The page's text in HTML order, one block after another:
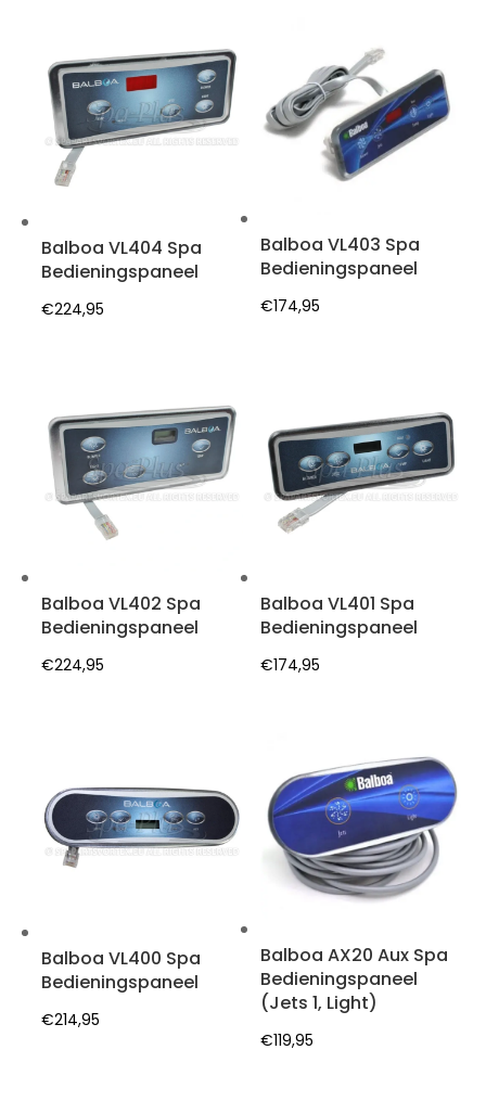
Balboa VL404 Spa
Bedieningspaneel
€224,95
Balboa VL403 Spa
Bedieningspaneel
€174,95
Balboa VL402 Spa
Bedieningspaneel
€224,95
Balboa VL401 Spa
Bedieningspaneel
€174,95
Balboa VL400 Spa
Bedieningspaneel
€214,95
Balboa AX20 Aux Spa
Bedieningspaneel
(Jets 1, Light)
€119,95